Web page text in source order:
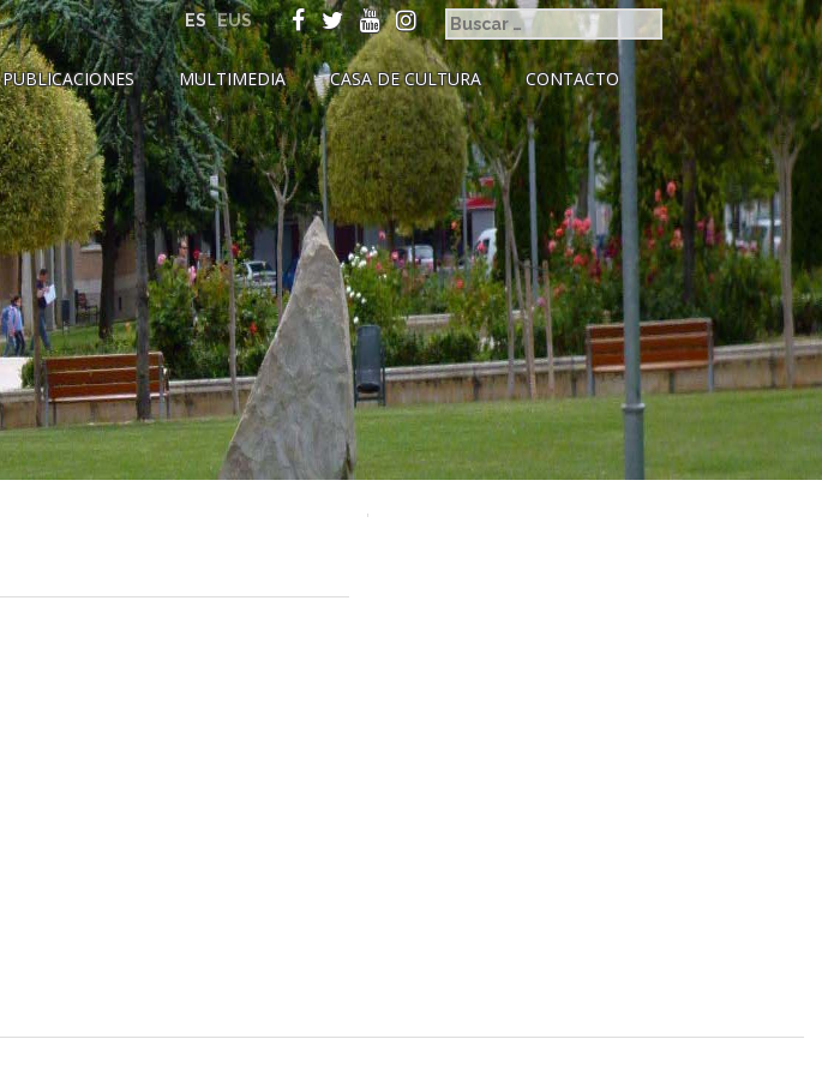
ES EUS
PUBLICACIONES MULTIMEDIA CASA DE CULTURA CONTACTO